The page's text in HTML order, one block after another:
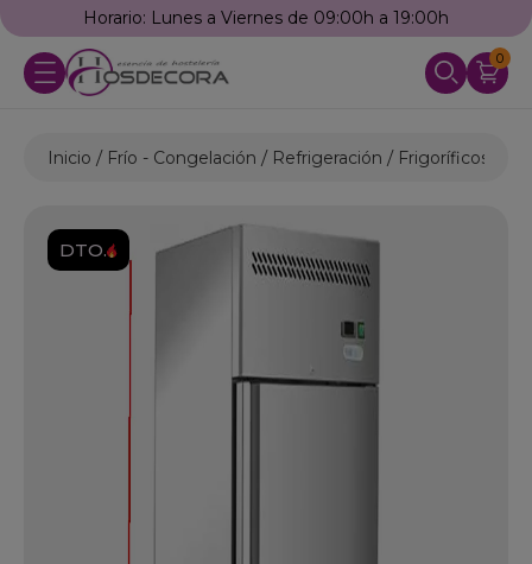
Horario: Lunes a Viernes de 09:00h a 19:00h
0
Inicio Frío - Congelación Refrigeración Frigoríficos
DTO.